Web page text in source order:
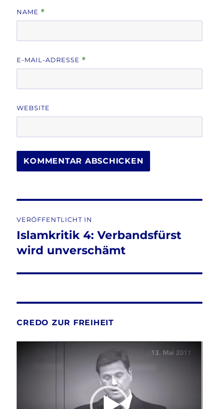
NAME *
E-MAIL-ADRESSE *
WEBSITE
VERÖFFENTLICHT IN
Islamkritik 4: Verbandsfürst
wird unverschämt
CREDO ZUR FREIHEIT